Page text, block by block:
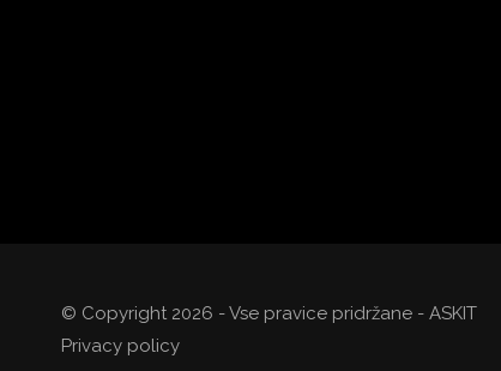
© Copyright 2026 - Vse pravice pridržane - ASKIT
Privacy policy